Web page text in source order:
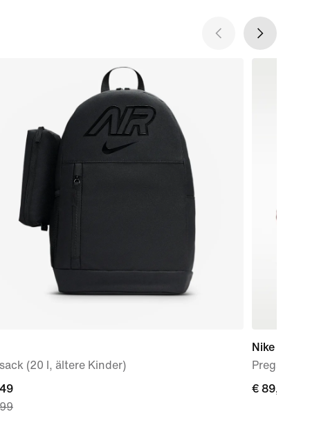
(20 l, ältere Kinder)
Nike Mind
Pregame
€ 89,99
€ 89,99